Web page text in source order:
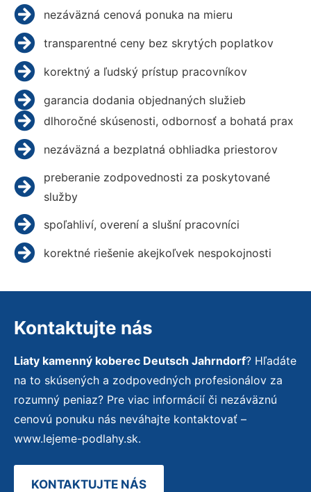
nezáväzná cenová ponuka na mieru
transparentné ceny bez skrytých poplatkov
korektný a ľudský prístup pracovníkov
garancia dodania objednaných služieb
dlhoročné skúsenosti, odbornosť a bohatá prax
nezáväzná a bezplatná obhliadka priestorov
preberanie zodpovednosti za poskytované
služby
spoľahliví, overení a slušní pracovníci
korektné riešenie akejkoľvek nespokojnosti
Kontaktujte nás
Liaty kamenný koberec Deutsch Jahrndorf? Hľadáte
na to skúsených a zodpovedných profesionálov za
rozumný peniaz? Pre viac informácií či nezáväznú
cenovú ponuku nás neváhajte kontaktovať –
www.lejeme-podlahy.sk.
KONTAKTUJTE NÁS